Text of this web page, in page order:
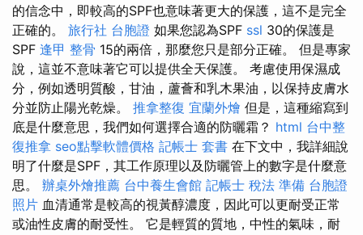
的信念中，即較高的SPF也意味著更大的保護，這不是完全
正確的。 旅行社 台胞證 如果您認為SPF ssl 30的保護是
SPF 逢甲 整骨 15的兩倍，那麼您只是部分正確。 但是專家
說，這並不意味著它可以提供全天保護。 考慮使用保濕成
分，例如透明質酸，甘油，蘆薈和乳木果油，以保持皮膚水
分並防止陽光乾燥。 推拿整復 宜蘭外燴 但是，這種縮寫到
底是什麼意思，我們如何選擇合適的防曬霜？ html 台中整
復推拿 seo點擊軟體價格 記帳士 套書 在下文中，我詳細說
明了什麼是SPF，其工作原理以及防曬管上的數字是什麼意
思。 辦桌外燴推薦 台中養生會館 記帳士 稅法 準備 台胞證
照片 血清通常是較高的視黃醇濃度，因此可以更耐受正常
或油性皮膚的耐受性。 它是輕質的質地，中性的氣味，耐